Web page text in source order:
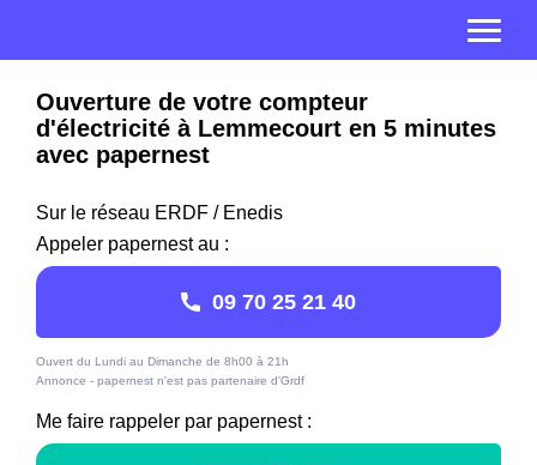
Ouverture de votre compteur
d'électricité à Lemmecourt en 5 minutes
avec papernest
Sur le réseau ERDF / Enedis
Appeler papernest au :
09 70 25 21 40
Ouvert du Lundi au Dimanche de 8h00 à 21h
Annonce - papernest n'est pas partenaire d'Grdf
Me faire rappeler par papernest :